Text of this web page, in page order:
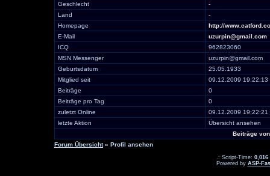
Geschlecht
-
Land
-
Homepage
http://
E-Mail
uzurpin@gmail.com
ICQ
962823060
MSN Messenger
uzurpin@gmail.com
Geburtsdatum
25.05.1933
Mitglied seit
09.12.2009 19:22:13
Beiträge
0
Beiträge pro Tag
0
zuletzt Online
09.12.2009 19:22:21
letzte Aktion
Übersicht ansehen
Beiträge
Forum Übersicht» Profil ansehen
.: Script-Time: 0,016
Powered by ASP-